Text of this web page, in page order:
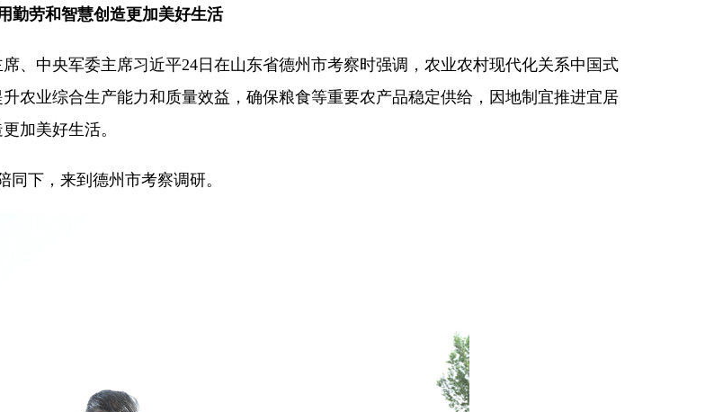
勤劳和智慧创造更加美好生活
、中央军委主席习近平24日在山东省德州市考察时强调，农业农村现代化关系中国式
农业综合生产能力和质量效益，确保粮食等重要农产品稳定供给，因地制宜推进宜居
加美好生活。
下，来到德州市考察调研。